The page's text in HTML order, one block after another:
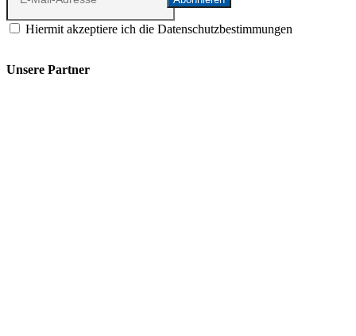
Hiermit akzeptiere ich die Datenschutzbestimmungen
Unsere Partner